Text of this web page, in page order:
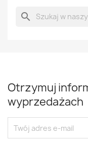
search
Otrzymuj
wyprzedażach